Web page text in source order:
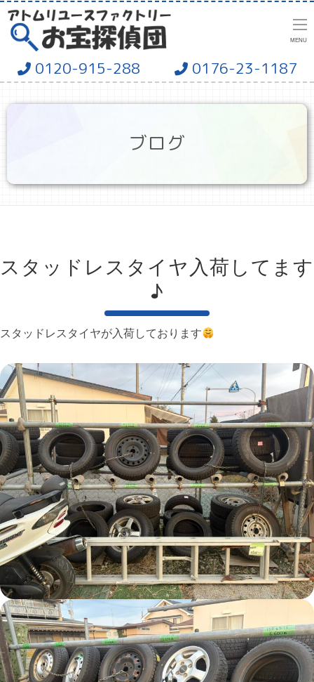
0120-915-288 0176-23-1187
MENU
ブログ
スタッドレスタイヤ入荷してます
♪
スタッドレスタイヤが入荷しております